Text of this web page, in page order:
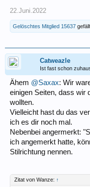
22.Juni.2022
Gelöschtes Mitglied 15637
Catweazle
Ist fast schon
Ähem @Saxax: Wir
einigen Seiten, dass wir
wollten.
Vielleicht hast du das
ich es dir noch mal.
Nebenbei angermerkt:
ich angemerkt hatte,
Stilrichtung nennen.
Zitat von Wanze: ↑